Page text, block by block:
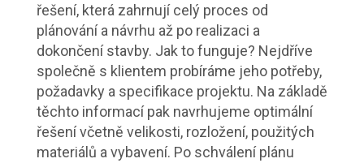
řešení, která zahrnují celý proces od
plánování a návrhu až po realizaci a
dokončení stavby. Jak to funguje? Nejdříve
společně s klientem probíráme jeho potřeby,
požadavky a specifikace projektu. Na základě
těchto informací pak navrhujeme optimální
řešení včetně velikosti, rozložení, použitých
materiálů a vybavení. Po schválení plánu